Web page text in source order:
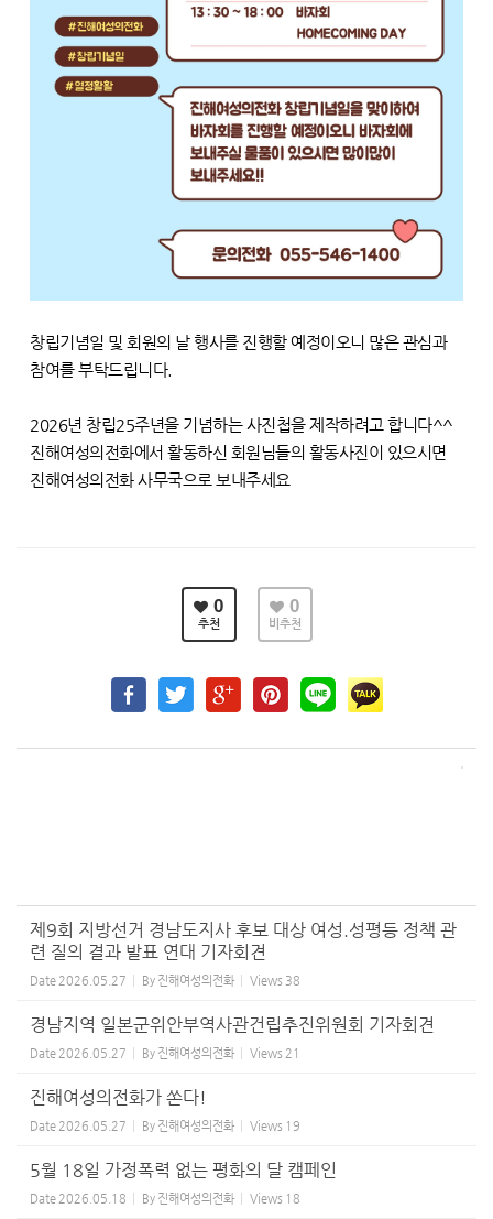
창립기념일 및 회원의 날 행사를 진행할 예정이오니 많은 관심과
참여를 부탁드립니다.
2026년 창립25주년을 기념하는 사진첩을 제작하려고 합니다^^
진해여성의전화에서 활동하신 회원님들의 활동사진이 있으시면
진해여성의전화 사무국으로 보내주세요
0
추천
0
비추천
제9회 지방선거 경남도지사 후보 대상 여성.성평등 정책 관
련 질의 결과 발표 연대 기자회견
Date 2026.05.27 By 진해여성의전화 Views 38
경남지역 일본군위안부역사관건립추진위원회 기자회견
Date 2026.05.27 By 진해여성의전화 Views 21
진해여성의전화가 쏜다!
Date 2026.05.27 By 진해여성의전화 Views 19
5월 18일 가정폭력 없는 평화의 달 캠페인
Date 2026.05.18 By 진해여성의전화 Views 18